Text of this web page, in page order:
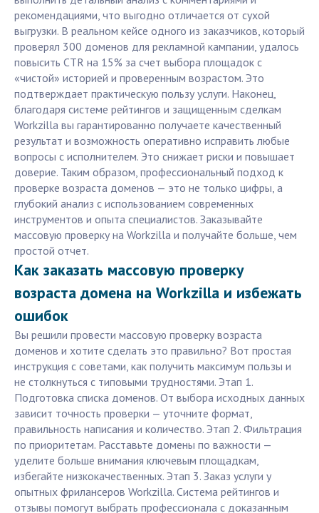
рекомендациями, что выгодно отличается от сухой
выгрузки. В реальном кейсе одного из заказчиков, который
проверял 300 доменов для рекламной кампании, удалось
повысить CTR на 15% за счет выбора площадок с
«чистой» историей и проверенным возрастом. Это
подтверждает практическую пользу услуги. Наконец,
благодаря системе рейтингов и защищенным сделкам
Workzilla вы гарантированно получаете качественный
результат и возможность оперативно исправить любые
вопросы с исполнителем. Это снижает риски и повышает
доверие. Таким образом, профессиональный подход к
проверке возраста доменов — это не только цифры, а
глубокий анализ с использованием современных
инструментов и опыта специалистов. Заказывайте
массовую проверку на Workzilla и получайте больше, чем
простой отчет.
Как заказать массовую проверку
возраста домена на Workzilla и избежать
ошибок
Вы решили провести массовую проверку возраста
доменов и хотите сделать это правильно? Вот простая
инструкция с советами, как получить максимум пользы и
не столкнуться с типовыми трудностями. Этап 1.
Подготовка списка доменов. От выбора исходных данных
зависит точность проверки — уточните формат,
правильность написания и количество. Этап 2. Фильтрация
по приоритетам. Расставьте домены по важности —
уделите больше внимания ключевым площадкам,
избегайте низкокачественных. Этап 3. Заказ услуги у
опытных фрилансеров Workzilla. Система рейтингов и
отзывы помогут выбрать профессионала с доказанным